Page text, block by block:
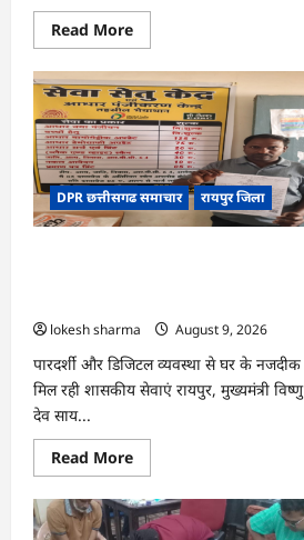
Read MoreRead
more
CG
:
हमारी
आन,
बान
और
शान
है
तिरंगा
:
जसविंदर
DPR छत्तीसगढ समाचार रायपुर जिला
lokesh sharma
August 9, 2026
पारदर्शी और डिजिटल व्यवस्था से घर के नजदीक
मिल रही शासकीय सेवाएं रायपुर, मुख्यमंत्री विष्णु
देव साय...
Read MoreRead
more
CG
सेवा